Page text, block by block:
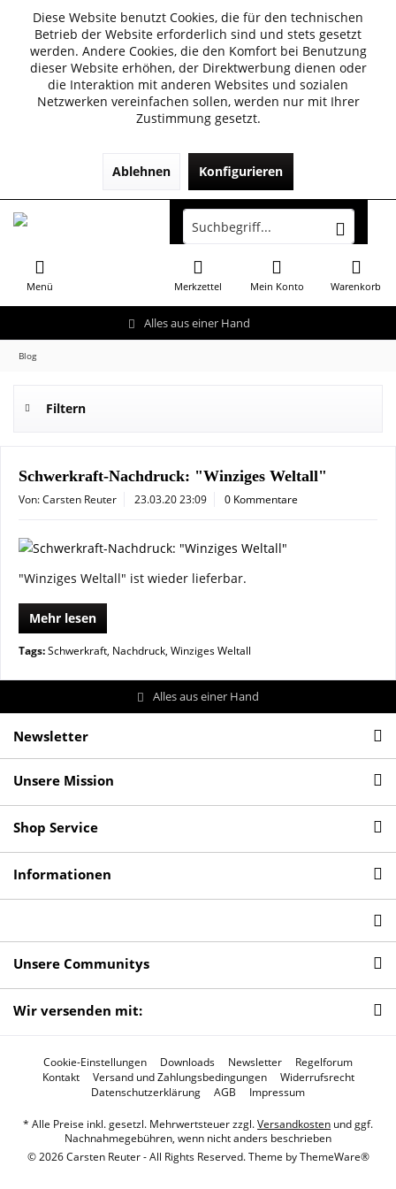
Diese Website benutzt Cookies, die für den technischen
Betrieb der Website erforderlich sind und stets gesetzt
werden. Andere Cookies, die den Komfort bei Benutzung
dieser Website erhöhen, der Direktwerbung dienen oder
die Interaktion mit anderen Websites und sozialen
Netzwerken vereinfachen sollen, werden nur mit Ihrer
Zustimmung gesetzt.
Ablehnen Konfigurieren
Alles aus einer Hand
Menü Warenkorb
Merkzettel Mein Konto
Blog
Filtern
Schwerkraft-Nachdruck: "Winziges Weltall"
Von: Carsten Reuter 23.03.20 23:09 0 Kommentare
"Winziges Weltall" ist wieder lieferbar.
Mehr lesen
Tags:Schwerkraft, Nachdruck, Winziges Weltall
Alles aus einer Hand
Newsletter
Unsere Mission
Shop Service
Informationen
Unsere Communitys
Wir versenden mit:
Cookie-Einstellungen Downloads Newsletter
Regelforum
Kontakt
Versand und Zahlungsbedingungen
Widerrufsrecht
Datenschutzerklärung
AGB Impressum
* Alle Preise inkl. gesetzl. Mehrwertsteuer zzgl.Versandkosten und ggf.
Nachnahmegebühren, wenn nicht anders beschrieben
© 2026 Carsten Reuter - All Rights Reserved. Theme byThemeWare®